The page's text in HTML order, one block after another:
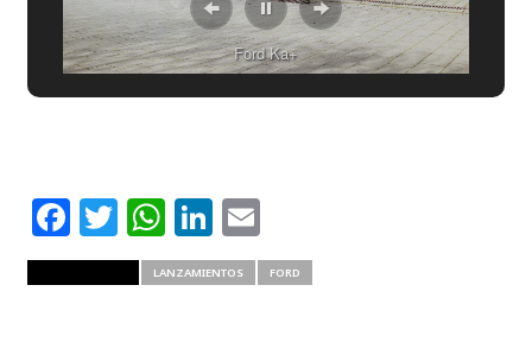
Ford Ka+
Facebook
Twitter
WhatsApp
LinkedIn
Email
LANZAMIENTOS FORD